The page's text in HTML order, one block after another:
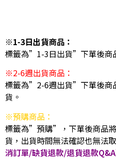
※1-3日出貨商品：
標籤為”1-3日出貨”下單後商
※2-6週出貨商品：
標籤為”2-6週出貨”下單後商
貨。
※預購商品：
標籤為”預購”，下單後商品
貨，出貨時間無法確認也無法
消訂單/缺貨退款/退貨退款Q&A